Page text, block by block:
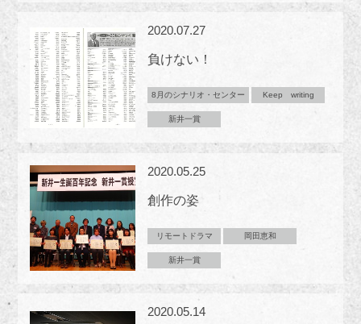
2020.07.27
負けない！
8月のシナリオ・センター Keep writing
新井一賞
2020.05.25
創作の姿
リモートドラマ 岡田恵和
新井一賞
2020.05.14